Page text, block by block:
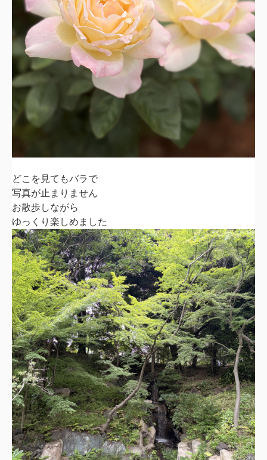
どこを見てもバラで
写真が止まりません
お散歩しながら
ゆっくり楽しめました